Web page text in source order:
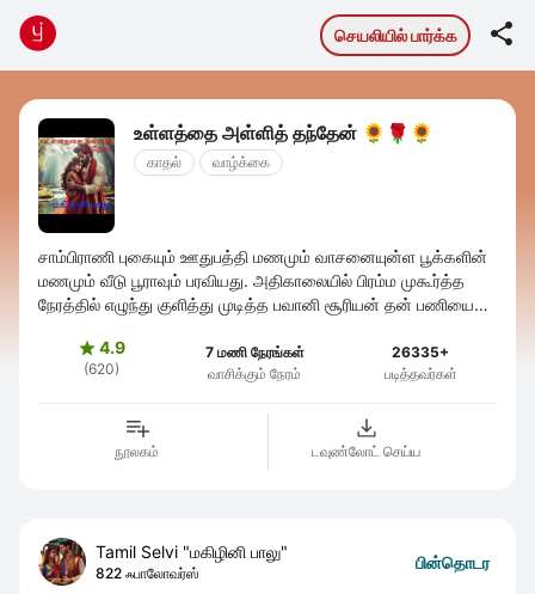
செயலியில் பார்க்க 
உள்ளத்தை அள்ளித் தந்தேன் 🌻🌹🌻
காதல் வாழ்க்கை
சாம்பிராணி புகையும் ஊதுபத்தி மணமும் வாசனையுன்ள பூக்களின்
மணமும் வீடு பூராவும் பரவியது. அதிகாலையில் பிரம்ம முகூர்த்த
நேரத்தில் எழுந்து குளித்து முடித்த பவானி சூரியன் தன் பணியை
 4.9
(620)
7 மணி நேரங்கள்
வாசிக்கும் நேரம்
26335+
படித்தவர்கள்
நூலகம் டவுண்லோட் செய்ய
Tamil Selvi "மகிழினி பாலு"
822 ஃபாலோவர்ஸ்
பின்தொடர